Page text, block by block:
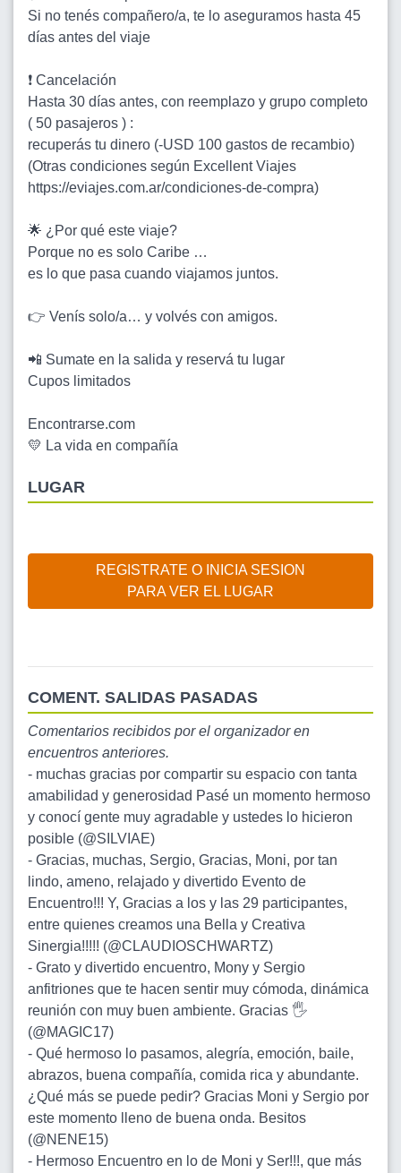
Si no tenés compañero/a, te lo aseguramos hasta 45
días antes del viaje
❗ Cancelación
Hasta 30 días antes, con reemplazo y grupo completo
( 50 pasajeros ) :
recuperás tu dinero (-USD 100 gastos de recambio)
(Otras condiciones según Excellent Viajes
https://eviajes.com.ar/condiciones-de-compra)
🌟 ¿Por qué este viaje?
Porque no es solo Caribe …
es lo que pasa cuando viajamos juntos.
👉 Venís solo/a… y volvés con amigos.
📲 Sumate en la salida y reservá tu lugar
Cupos limitados
Encontrarse.com
💛 La vida en compañía
LUGAR
REGISTRATE O INICIA SESION
PARA VER EL LUGAR
COMENT. SALIDAS PASADAS
Comentarios recibidos por el organizador en
encuentros anteriores.
- muchas gracias por compartir su espacio con tanta
amabilidad y generosidad Pasé un momento hermoso
y conocí gente muy agradable y ustedes lo hicieron
posible (@SILVIAE)
- Gracias, muchas, Sergio, Gracias, Moni, por tan
lindo, ameno, relajado y divertido Evento de
Encuentro!!! Y, Gracias a los y las 29 participantes,
entre quienes creamos una Bella y Creativa
Sinergia!!!!! (@CLAUDIOSCHWARTZ)
- Grato y divertido encuentro, Mony y Sergio
anfitriones que te hacen sentir muy cómoda, dinámica
reunión con muy buen ambiente. Gracias 🖐
(@MAGIC17)
- Qué hermoso lo pasamos, alegría, emoción, baile,
abrazos, buena compañía, comida rica y abundante.
¿Qué más se puede pedir? Gracias Moni y Sergio por
este momento lleno de buena onda. Besitos
(@NENE15)
- Hermoso Encuentro en lo de Moni y Ser!!!, que más